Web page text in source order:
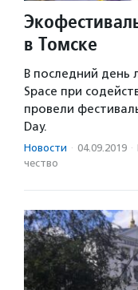
в Томске
В последний день
Space при
провели
Day.
Новости · 04.09.2019 ·
чест­во